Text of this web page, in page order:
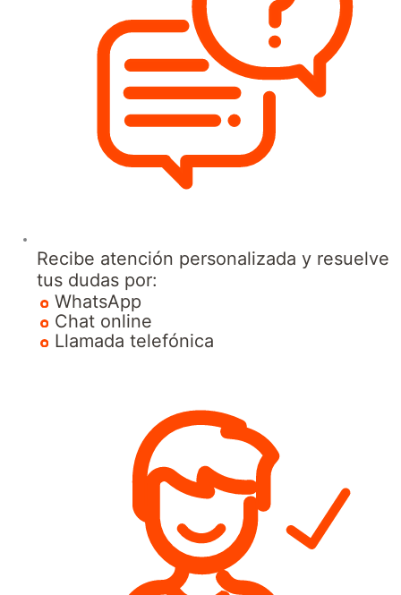
Recibe atención personalizada y resuelve
tus dudas por:
WhatsApp
Chat online
Llamada telefónica